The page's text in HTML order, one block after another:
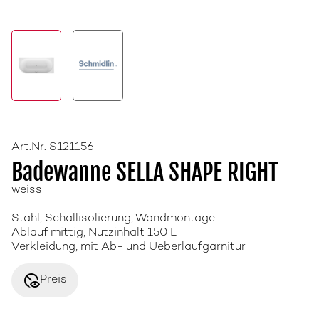
Art.Nr. S121156
Badewanne SELLA SHAPE RIGHT
weiss
Stahl, Schallisolierung, Wandmontage
Ablauf mittig, Nutzinhalt 150 L
Verkleidung, mit Ab- und Ueberlaufgarnitur
disabled_visiblePreis